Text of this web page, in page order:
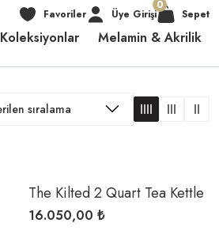
Favoriler Üye Girişi Sepet
0
Koleksiyonlar Melamin & Akrilik
The Kilted 2 Quart Tea Kettle
16.050,00 ₺